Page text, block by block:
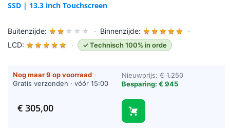
SSD | 13.3 inch Touchscreen
Buitenzijde: ★ ★ ★ ★ ★ · Binnenzijde: ★ ★ ★ ★ ★
·
LCD: ★ ★ ★ ★ ★ · ✓ Technisch 100% in orde
Nog maar 9 op voorraad ·
Gratis verzonden · vóór 15:00
Nieuwprijs:€ 1.250
Besparing: € 945
€305,00